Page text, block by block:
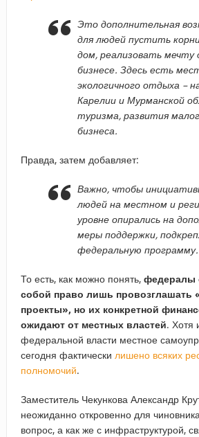
Это дополнительная
для людей пустить
дом, реализовать мечту
бизнесе. Здесь есть
экологичного отдыха –
Карелии и Мурманской
туризма, развития
бизнеса.
Правда, затем добавляет:
Важно, чтобы
людей на местном и
уровне опирались на
меры поддержки,
федеральную программу.
То есть, как можно понять, федералы
собой право лишь провозглашать
проекты», но их конкретной
ожидают от местных властей. Хотя
федеральной власти местное
сегодня фактически лишено всяких
полномочий.
Заместитель Чекункова Александр
неожиданно откровенно для
вопрос, а как же с инфраструктурой,